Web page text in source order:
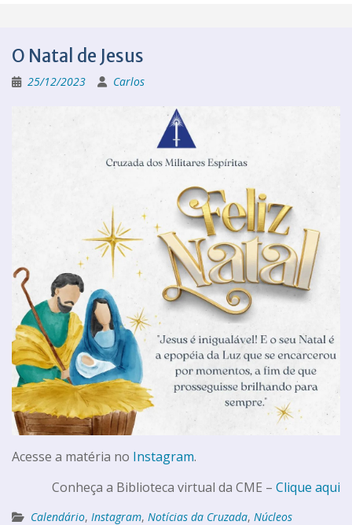
O Natal de Jesus
25/12/2023 Carlos
Acesse a matéria no Instagram.
Conheça a Biblioteca virtual da CME – Clique aqui
Calendário, Instagram, Notícias da Cruzada, Núcleos